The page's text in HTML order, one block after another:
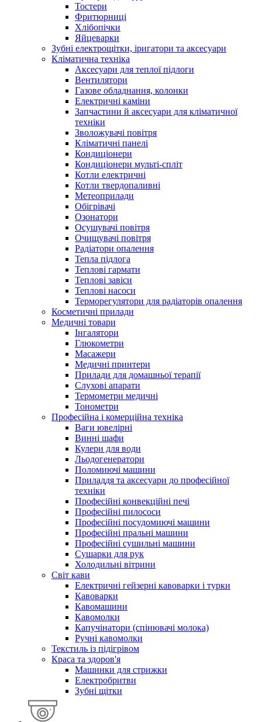
Тостери
Фритюрниці
Хлібопічки
Яйцеварки
Зубні електрощітки, іригатори та аксесуари
Кліматична техніка
Аксесуари для теплої підлоги
Вентилятори
Газове обладнання, колонки
Електричні каміни
Запчастини й аксесуари для кліматичної
техніки
Зволожувачі повітря
Кліматичні панелі
Кондиціонери
Кондиціонери мульті-спліт
Котли електричні
Котли твердопаливні
Метеоприлади
Обігрівачі
Озонатори
Осушувачі повітря
Очищувачі повітря
Радіатори опалення
Тепла підлога
Теплові гармати
Теплові завіси
Теплові насоси
Терморегулятори для радіаторів опалення
Косметичні прилади
Медичні товари
Інгалятори
Глюкометри
Масажери
Медичні принтери
Прилади для домашньої терапії
Слухові апарати
Термометри медичні
Тонометри
Професійна і комерційна техніка
Ваги ювелірні
Винні шафи
Кулери для води
Льодогенератори
Поломиючі машини
Приладдя та аксесуари до професійної
техніки
Професійні конвекційні печі
Професійні пилососи
Професійні посудомиючі машини
Професійні пральні машини
Професійні сушильні машини
Сушарки для рук
Холодильні вітрини
Світ кави
Електричні гейзерні кавоварки і турки
Кавоварки
Кавомашини
Кавомолки
Капучінатори (спінювачі молока)
Ручні кавомолки
Текстиль із підігрівом
Краса та здоров'я
Машинки для стрижки
Електробритви
Зубні щітки